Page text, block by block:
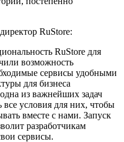
RuStore:
RuStore для
возможность
сервисы удобными
для бизнеса
из важнейших задач
условия для них, чтобы
вместе с нами. Запуск
разработчикам
сервисы.